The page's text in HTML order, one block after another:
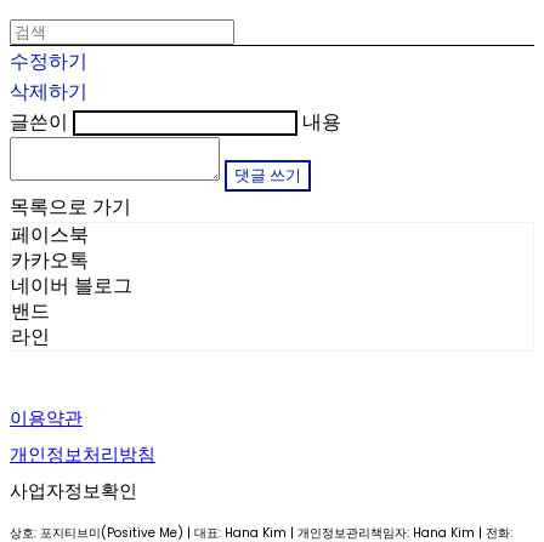
수정하기
삭제하기
글쓴이
내용
댓글 쓰기
목록으로 가기
페이스북
카카오톡
네이버 블로그
밴드
라인
이용약관
개인정보처리방침
사업자정보확인
상호: 포지티브미(Positive Me) | 대표: Hana Kim | 개인정보관리책임자: Hana Kim | 전화: